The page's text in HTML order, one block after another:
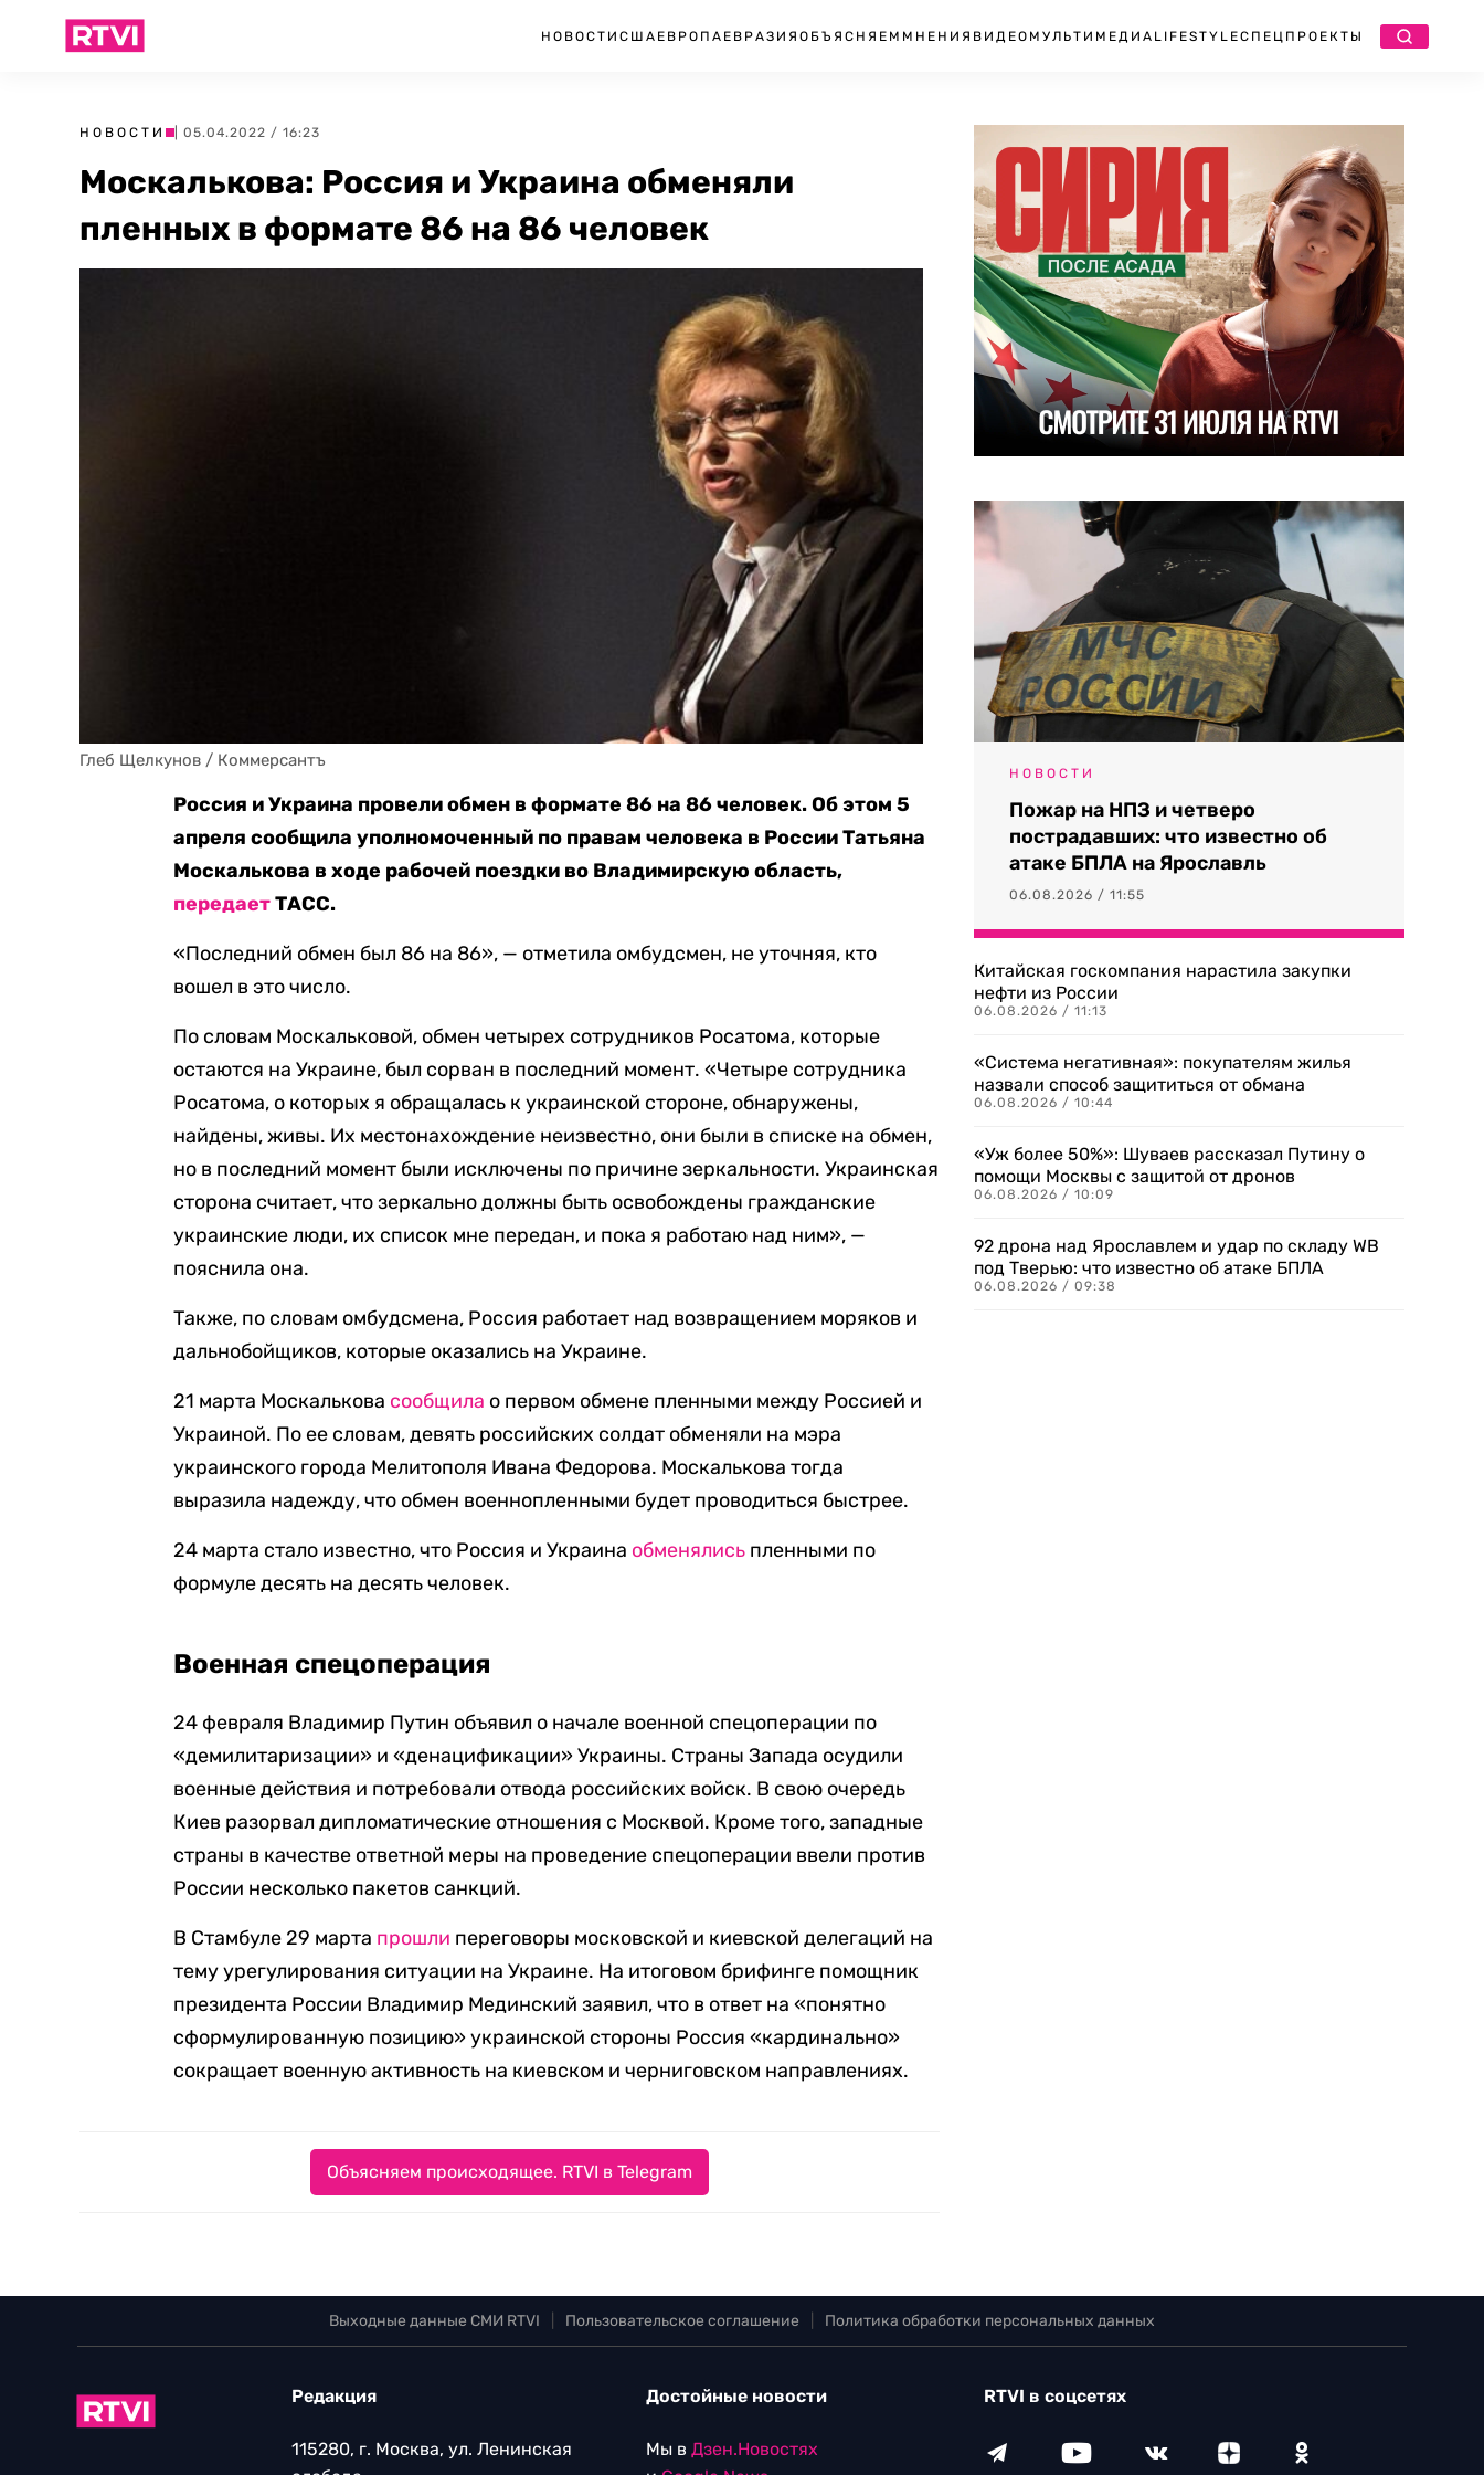
НОВОСТИ США ЕВРОПА ЕВРАЗИЯ ОБЪЯСНЯЕМ МНЕНИЯ ВИДЕО МУЛЬТИМЕДИА LIFESTYLEСПЕЦПРОЕКТЫ
НОВОСТИ | 05.04.2022 / 16:23
Москалькова: Россия и Украина обменяли
пленных в формате 86 на 86 человек
Глеб Щелкунов / Коммерсантъ
Россия и Украина провели обмен в формате 86 на 86 человек. Об этом 5
апреля сообщила уполномоченный по правам человека в России Татьяна
Москалькова в ходе рабочей поездки во Владимирскую область,
передаетТАСС.
«Последний обмен был 86 на 86», — отметила омбудсмен, не уточняя, кто
вошел в это число.
По словам Москальковой, обмен четырех сотрудников Росатома, которые
остаются на Украине, был сорван в последний момент. «Четыре сотрудника
Росатома, о которых я обращалась к украинской стороне, обнаружены,
найдены, живы. Их местонахождение неизвестно, они были в списке на обмен,
но в последний момент были исключены по причине зеркальности. Украинская
сторона считает, что зеркально должны быть освобождены гражданские
украинские люди, их список мне передан, и пока я работаю над ним», —
пояснила она.
Также, по словам омбудсмена, Россия работает над возвращением моряков и
дальнобойщиков, которые оказались на Украине.
21 марта Москалькова сообщила о первом обмене пленными между Россией и
Украиной. По ее словам, девять российских солдат обменяли на мэра
украинского города Мелитополя Ивана Федорова. Москалькова тогда
выразила надежду, что обмен военнопленными будет проводиться быстрее.
24 марта стало известно, что Россия и Украина обменялись пленными по
формуле десять на десять человек.
Военная спецоперация
24 февраля Владимир Путин объявил о начале военной спецоперации по
«демилитаризации» и «денацификации» Украины. Страны Запада осудили
военные действия и потребовали отвода российских войск. В свою очередь
Киев разорвал дипломатические отношения с Москвой. Кроме того, западные
страны в качестве ответной меры на проведение спецоперации ввели против
России несколько пакетов санкций.
В Стамбуле 29 марта прошли переговоры московской и киевской делегаций на
тему урегулирования ситуации на Украине. На итоговом брифинге помощник
президента России Владимир Мединский заявил, что в ответ на «понятно
сформулированную позицию» украинской стороны Россия «кардинально»
сокращает военную активность на киевском и черниговском направлениях.
Объясняем происходящее. RTVI в Telegram
НОВОСТИ
Пожар на НПЗ и четверо
пострадавших: что известно об
атаке БПЛА на Ярославль
06.08.2026 / 11:55
Китайская госкомпания нарастила закупки
нефти из России
06.08.2026 / 11:13
«Система негативная»: покупателям жилья
назвали способ защититься от обмана
06.08.2026 / 10:44
«Уж более 50%»: Шуваев рассказал Путину о
помощи Москвы с защитой от дронов
06.08.2026 / 10:09
92 дрона над Ярославлем и удар по складу WB
под Тверью: что известно об атаке БПЛА
06.08.2026 / 09:38
Выходные данные СМИ RTVI Пользовательское соглашение Политика обработки персональных данных
Редакция
115280, г. Москва, ул. Ленинская
Достойные новости
Мы в Дзен.Новостях
RTVI в соцсетях